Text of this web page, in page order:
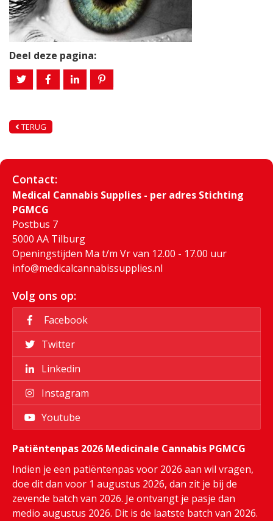
Deel deze pagina:
TERUG
Contact:
Medical Cannabis Supplies - per adres Stichting
PGMCG
Postbus 7
5000 AA Tilburg
Openingstijden Ma t/m Vr van 12.00 - 17.00 uur
info@medicalcannabissupplies.nl
Volg ons op:
Facebook
Twitter
Linkedin
Instagram
Youtube
Patiëntenpas 2026 Medicinale Cannabis PGMCG
Indien je een patiëntenpas voor 2026 aan wil vragen,
doe dit dan voor 1 augustus 2026, dan zit je bij de
zevende batch van 2026. Je ontvangt je pasje dan
medio augustus 2026. Dit is de laatste batch van 2026.